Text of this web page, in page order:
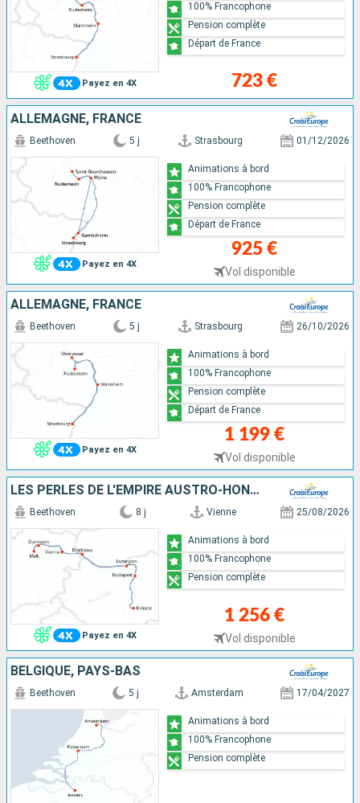
Payez en 4X 723 €
100% Francophone
Pension complète
Départ de France
ALLEMAGNE, FRANCE
Payez en 4X
Beethoven 5 j Strasbourg 01/12/2026
925 €
Vol disponible
Animations à bord
100% Francophone
Pension complète
Départ de France
ALLEMAGNE, FRANCE
Payez en 4X
Beethoven 5 j Strasbourg 26/10/2026
1 199 €
Vol disponible
Animations à bord
100% Francophone
Pension complète
Départ de France
LES PERLES DE L'EMPIRE AUSTRO-HONGROIS
Payez en 4X
Beethoven 8 j Vienne 25/08/2026
1 256 €
Vol disponible
Animations à bord
100% Francophone
Pension complète
BELGIQUE, PAYS-BAS
Beethoven 5 j Amsterdam 17/04/2027
Animations à bord
100% Francophone
Pension complète